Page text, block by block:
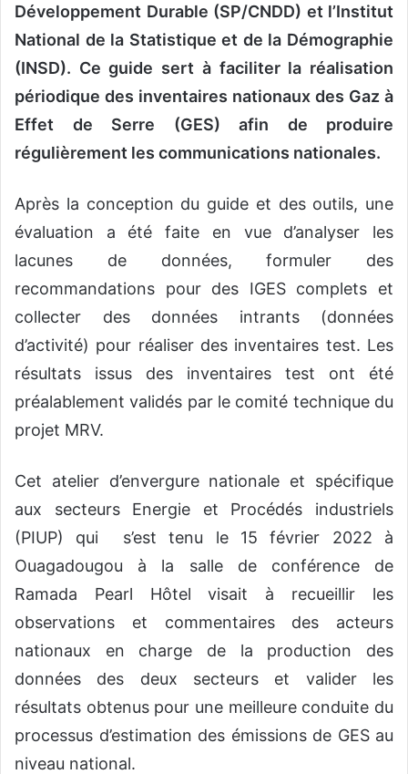
Développement Durable (SP/CNDD) et l’Institut
National de la Statistique et de la Démographie
(INSD). Ce guide sert à faciliter la réalisation
périodique des inventaires nationaux des Gaz à
Effet de Serre (GES) afin de produire
régulièrement les communications nationales.
Après la conception du guide et des outils, une
évaluation a été faite en vue d’analyser les
lacunes de données, formuler des
recommandations pour des IGES complets et
collecter des données intrants (données
d’activité) pour réaliser des inventaires test. Les
résultats issus des inventaires test ont été
préalablement validés par le comité technique du
projet MRV.
Cet atelier d’envergure nationale et spécifique
aux secteurs Energie et Procédés industriels
(PIUP) qui s’est tenu le 15 février 2022 à
Ouagadougou à la salle de conférence de
Ramada Pearl Hôtel visait à recueillir les
observations et commentaires des acteurs
nationaux en charge de la production des
données des deux secteurs et valider les
résultats obtenus pour une meilleure conduite du
processus d’estimation des émissions de GES au
niveau national.